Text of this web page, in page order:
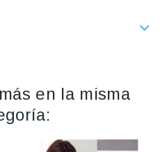
en la misma